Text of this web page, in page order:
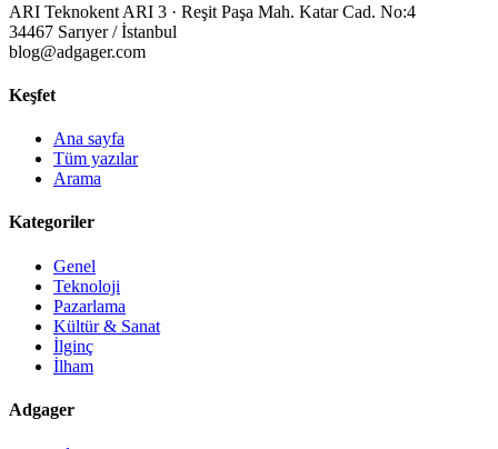
ARI Teknokent ARI 3 · Reşit Paşa Mah. Katar Cad. No:4
34467 Sarıyer / İstanbul
blog@adgager.com
Keşfet
Ana sayfa
Tüm yazılar
Arama
Kategoriler
Genel
Teknoloji
Pazarlama
Kültür & Sanat
İlginç
İlham
Adgager